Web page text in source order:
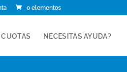
0 elementos
CUOTAS NECESITAS AYUDA?